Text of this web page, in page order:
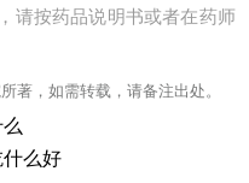
请按药品说明书或者在药师
著，如需转载，请备注出处。
么好